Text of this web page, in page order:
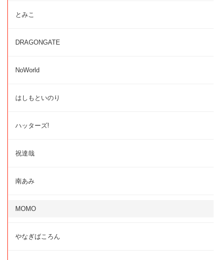
とみこ
DRAGONGATE
NoWorld
はしもといのり
ハッターズ!
祝達哉
南あみ
MOMO
やなぎばころん